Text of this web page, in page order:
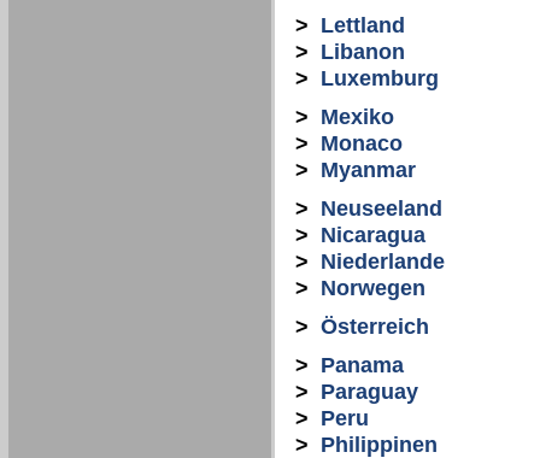
> Lettland
> Libanon
> Luxemburg
> Mexiko
> Monaco
> Myanmar
> Neuseeland
> Nicaragua
> Niederlande
> Norwegen
> Österreich
> Panama
> Paraguay
> Peru
> Philippinen